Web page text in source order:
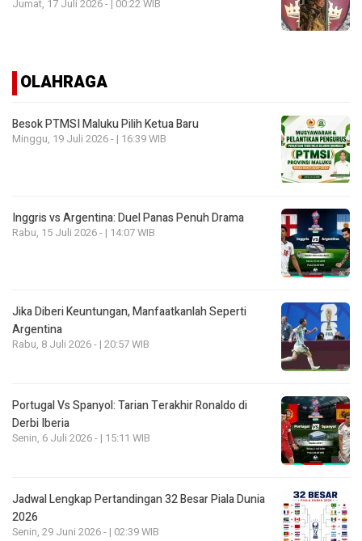
Jumat, 17 Juli 2026 - | 00:22 WIB
OLAHRAGA
Besok PTMSI Maluku Pilih Ketua Baru
Minggu, 19 Juli 2026 - | 16:39 WIB
Inggris vs Argentina: Duel Panas Penuh Drama
Rabu, 15 Juli 2026 - | 14:07 WIB
Jika Diberi Keuntungan, Manfaatkanlah Seperti
Argentina
Rabu, 8 Juli 2026 - | 20:57 WIB
Portugal Vs Spanyol: Tarian Terakhir Ronaldo di
Derbi Iberia
Senin, 6 Juli 2026 - | 15:11 WIB
Jadwal Lengkap Pertandingan 32 Besar Piala Dunia
2026
Senin, 29 Juni 2026 - | 02:39 WIB